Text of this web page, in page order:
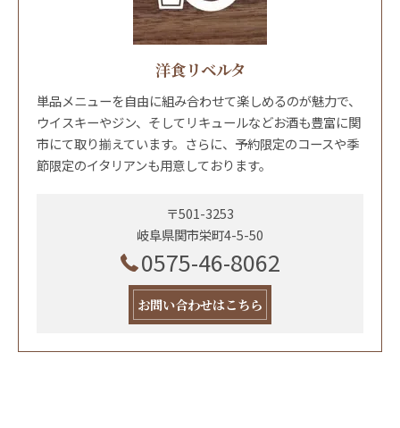
洋食リベルタ
単品メニューを自由に組み合わせて楽しめるのが魅力で、
ウイスキーやジン、そしてリキュールなどお酒も豊富に関
市にて取り揃えています。さらに、予約限定のコースや季
節限定のイタリアンも用意しております。
〒501-3253
岐阜県関市栄町4-5-50
0575-46-8062
お問い合わせはこちら